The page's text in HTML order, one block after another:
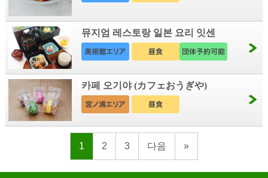
뮤지엄 레스토랑 일본 요리 잇센
카페 오기야 (カフェおうぎや)
1 2 3 다음 »